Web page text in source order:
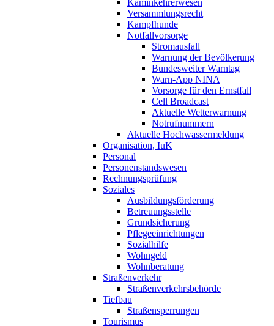
Kaminkehrerwesen
Versammlungsrecht
Kampfhunde
Notfallvorsorge
Stromausfall
Warnung der Bevölkerung
Bundesweiter Warntag
Warn-App NINA
Vorsorge für den Ernstfall
Cell Broadcast
Aktuelle Wetterwarnung
Notrufnummern
Aktuelle Hochwassermeldung
Organisation, IuK
Personal
Personenstandswesen
Rechnungsprüfung
Soziales
Ausbildungsförderung
Betreuungsstelle
Grundsicherung
Pflegeeinrichtungen
Sozialhilfe
Wohngeld
Wohnberatung
Straßenverkehr
Straßenverkehrsbehörde
Tiefbau
Straßensperrungen
Tourismus